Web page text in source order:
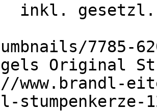
€  inkl.
7785-
Original
www.brandl-